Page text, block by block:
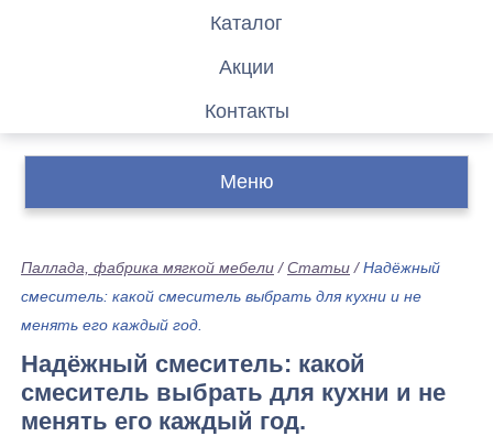
Каталог
Акции
Контакты
Меню
Паллада, фабрика мягкой мебели /Статьи /Надёжный
смеситель: какой смеситель выбрать для кухни и не
менять его каждый год.
Надёжный смеситель: какой
смеситель выбрать для кухни и не
менять его каждый год.